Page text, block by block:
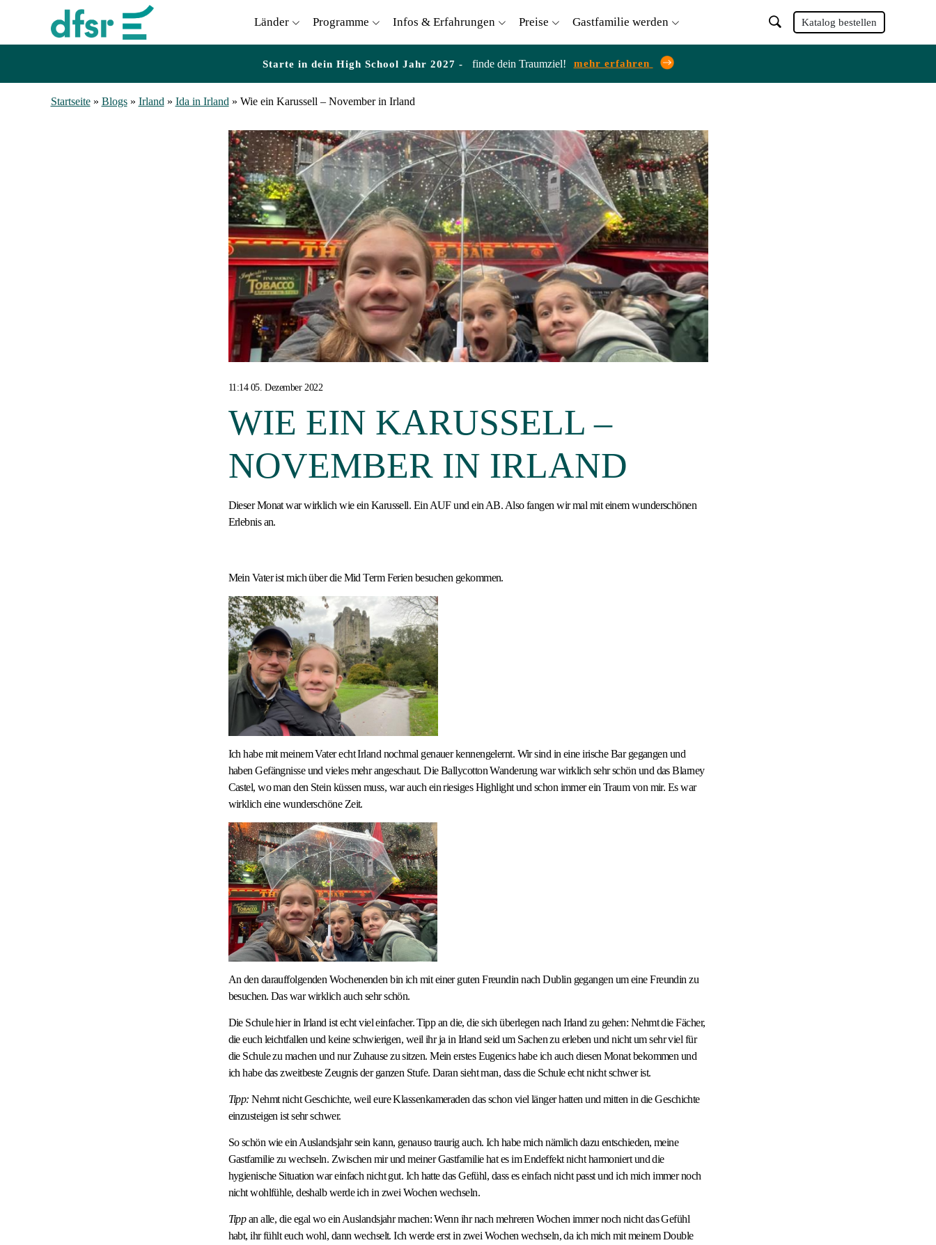
Länder Programme Infos & Erfahrungen Preise Gastfamilie werden Katalog bestellen
Starte in dein High School Jahr 2027 - finde dein Traumziel! mehr erfahren
Startseite» Blogs» Irland » Ida in Irland » Wie ein Karussell – November in Irland
11:14 05. Dezember 2022
WIE EIN KARUSSELL –
NOVEMBER IN IRLAND
Dieser Monat war wirklich wie ein Karussell. Ein AUF und ein AB. Also fangen wir mal mit einem wunderschönen
Erlebnis an.
Mein Vater ist mich über die Mid Term Ferien besuchen gekommen.
Ich habe mit meinem Vater echt Irland nochmal genauer kennengelernt. Wir sind in eine irische Bar gegangen und
haben Gefängnisse und vieles mehr angeschaut. Die Ballycotton Wanderung war wirklich sehr schön und das Blarney
Castel, wo man den Stein küssen muss, war auch ein riesiges Highlight und schon immer ein Traum von mir. Es war
wirklich eine wunderschöne Zeit.
An den darauffolgenden Wochenenden bin ich mit einer guten Freundin nach Dublin gegangen um eine Freundin zu
besuchen. Das war wirklich auch sehr schön.
Die Schule hier in Irland ist echt viel einfacher. Tipp an die, die sich überlegen nach Irland zu gehen: Nehmt die Fächer,
die euch leichtfallen und keine schwierigen, weil ihr ja in Irland seid um Sachen zu erleben und nicht um sehr viel für
die Schule zu machen und nur Zuhause zu sitzen. Mein erstes Eugenics habe ich auch diesen Monat bekommen und
ich habe das zweitbeste Zeugnis der ganzen Stufe. Daran sieht man, dass die Schule echt nicht schwer ist.
Tipp: Nehmt nicht Geschichte, weil eure Klassenkameraden das schon viel länger hatten und mitten in die Geschichte
einzusteigen ist sehr schwer.
So schön wie ein Auslandsjahr sein kann, genauso traurig auch. Ich habe mich nämlich dazu entschieden, meine
Gastfamilie zu wechseln. Zwischen mir und meiner Gastfamilie hat es im Endeffekt nicht harmoniert und die
hygienische Situation war einfach nicht gut. Ich hatte das Gefühl, dass es einfach nicht passt und ich mich immer noch
nicht wohlfühle, deshalb werde ich in zwei Wochen wechseln.
Tippan alle, die egal wo ein Auslandsjahr machen: Wenn ihr nach mehreren Wochen immer noch nicht das Gefühl
habt, ihr fühlt euch wohl, dann wechselt. Ich werde erst in zwei Wochen wechseln, da ich mich mit meinem Double